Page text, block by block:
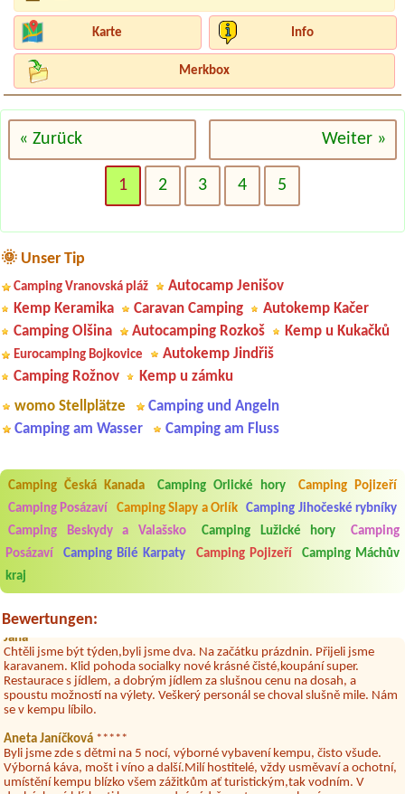
Karte Info
Merkbox
« Zurück Weiter »
1 2 3 4 5
🌞 Unser Tip
Camping Vranovská pláž
Autocamp Jenišov
Kemp Keramika
Caravan Camping
Autokemp Kačer
Camping Olšina
Autocamping Rozkoš Kemp u Kukačků
Eurocamping Bojkovice
Autokemp Jindřiš
Camping Rožnov
Kemp u zámku
womo Stellplätze
Camping und Angeln
Camping am Wasser
Camping am Fluss
Camping Česká Kanada Camping Orlické hory
Camping Pojizeří
Camping Posázaví
Camping Slapy a Orlík
Camping Jihočeské rybníky
Camping Beskydy a Valašsko
Camping Lužické hory
Camping
Posázaví
Camping Bílé Karpaty Camping Pojizeří
Camping Máchův
kraj
Bewertungen:
Byli jsme zde v týdnu od 25.7. do 1.8. 2026. Kemp jako takový je pěkný.
V umývárně i na WC bylo vždy čisto, doplněný papír i utěrky, což při
restaurace, kebab a další občerstvení. Co nás ale velice zklamalo byl
celodenní hluk z repráků u stanů a absolutní bezohlednost ostatních
ubytovaných. Přes den jsem si připadala jak na pouti- z každého koutu
Chtěli jsme být týden,byli jsme dva. Na začátku prázdnin. Přijeli jsme
karavanem. Klid pohoda socialky nové krásné čisté,koupání super.
Restaurace s jídlem, a dobrým jídlem za slušnou cenu na dosah, a
spoustu možností na výlety. Veškerý personál se choval slušně mile. Nám
se v kempu líbilo.
Aneta Janíčková
Byli jsme zde s dětmi na 5 nocí, výborné vybavení kempu, čisto všude.
Výborná káva, mošt i víno a další.Milí hostitelé, vždy usměvaví a ochotní,
umístění kempu blízko všem zážitkům ať turistickým,tak vodním. V
docházkové blízkosti kempu vodní nádrž, restaurace a bazénem,